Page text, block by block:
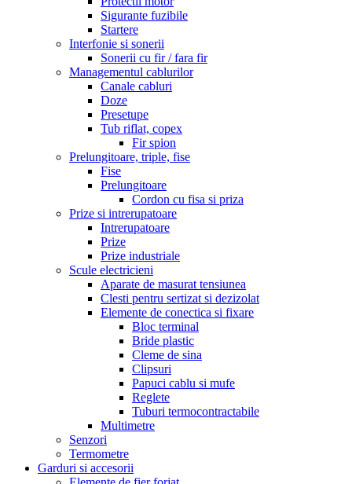
Sigurante fuzibile
Startere
Interfonie si sonerii
Sonerii cu fir / fara fir
Managementul cablurilor
Canale cabluri
Doze
Presetupe
Tub riflat, copex
Fir spion
Prelungitoare, triple, fise
Fise
Prelungitoare
Cordon cu fisa si priza
Prize si intrerupatoare
Intrerupatoare
Prize
Prize industriale
Scule electricieni
Aparate de masurat tensiunea
Clesti pentru sertizat si dezizolat
Elemente de conectica si fixare
Bloc terminal
Bride plastic
Cleme de sina
Clipsuri
Papuci cablu si mufe
Reglete
Tuburi termocontractabile
Multimetre
Senzori
Termometre
Garduri si accesorii